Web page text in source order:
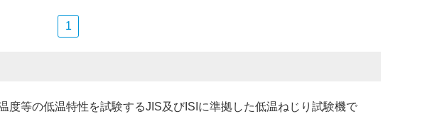
1
度等の低温特性を試験するJIS及びISIに準拠した低温ねじり試験機で